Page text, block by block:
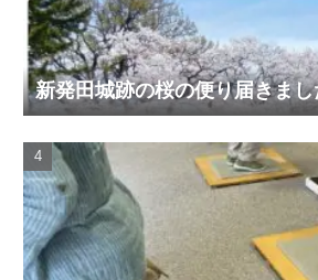
新発田城跡の桜の便り届きま